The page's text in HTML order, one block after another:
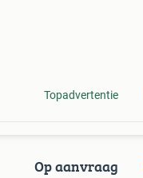
Topadvertentie
Op aanvraag